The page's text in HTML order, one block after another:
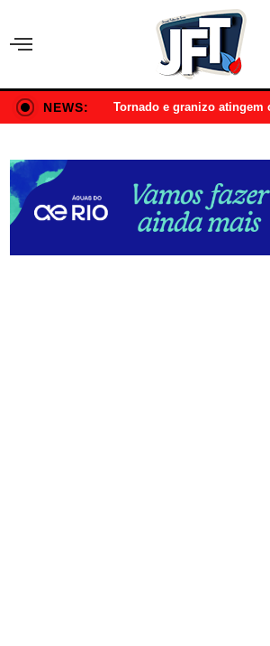
NEWS: Tornado e granizo atingem